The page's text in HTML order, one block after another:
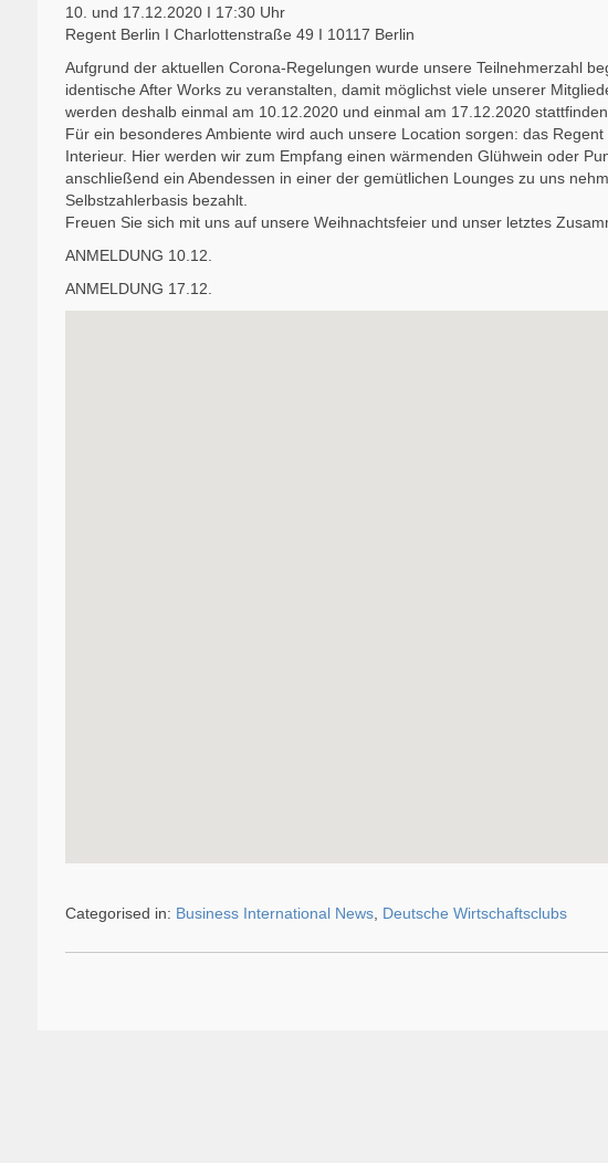
10. und 17.12.2020 I 17:30 Uhr
Regent Berlin I Charlottenstraße 49 I 10117 Berlin
Aufgrund der aktuellen Corona-Regelungen wurde unsere Teilnehmerzahl
identische After Works zu veranstalten, damit möglichst viele unserer
werden deshalb einmal am 10.12.2020 und einmal am 17.12.2020 stattfinden.
Für ein besonderes Ambiente wird auch unsere Location sorgen: das
Interieur. Hier werden wir zum Empfang einen wärmenden Glühwein oder
anschließend ein Abendessen in einer der gemütlichen Lounges zu uns
Selbstzahlerbasis bezahlt.
Freuen Sie sich mit uns auf unsere Weihnachtsfeier und unser letztes
ANMELDUNG 10.12.
ANMELDUNG 17.12.
Categorised in: Business International News, Deutsche Wirtschaftsclubs